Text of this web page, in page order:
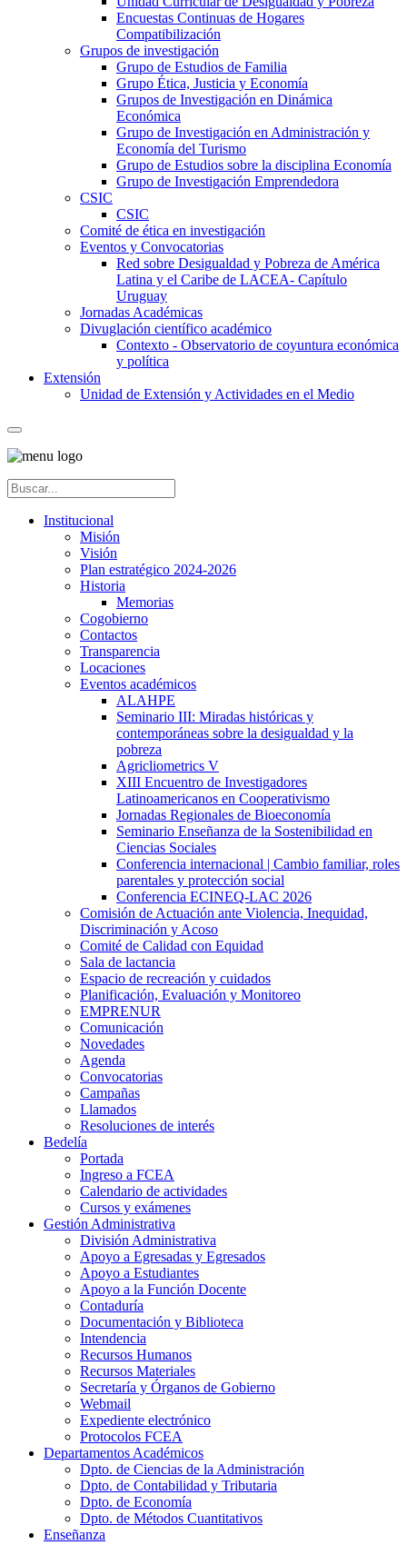
Encuestas Continuas de Hogares
Compatibilización
Grupos de investigación
Grupo de Estudios de Familia
Grupo Ética, Justicia y Economía
Grupos de Investigación en Dinámica
Económica
Grupo de Investigación en Administración y
Economía del Turismo
Grupo de Estudios sobre la disciplina Economía
Grupo de Investigación Emprendedora
CSIC
CSIC
Comité de ética en investigación
Eventos y Convocatorias
Red sobre Desigualdad y Pobreza de América
Latina y el Caribe de LACEA- Capítulo
Uruguay
Jornadas Académicas
Divuglación científico académico
Contexto - Observatorio de coyuntura económica
y política
Extensión
Unidad de Extensión y Actividades en el Medio
Institucional
Misión
Visión
Plan estratégico 2024-2026
Historia
Memorias
Cogobierno
Contactos
Transparencia
Locaciones
Eventos académicos
ALAHPE
Seminario III: Miradas históricas y
contemporáneas sobre la desigualdad y la
pobreza
Agricliometrics V
XIII Encuentro de Investigadores
Latinoamericanos en Cooperativismo
Jornadas Regionales de Bioeconomía
Seminario Enseñanza de la Sostenibilidad en
Ciencias Sociales
Conferencia internacional | Cambio familiar, roles
parentales y protección social
Conferencia ECINEQ-LAC 2026
Comisión de Actuación ante Violencia, Inequidad,
Discriminación y Acoso
Comité de Calidad con Equidad
Sala de lactancia
Espacio de recreación y cuidados
Planificación, Evaluación y Monitoreo
EMPRENUR
Comunicación
Novedades
Agenda
Convocatorias
Campañas
Llamados
Resoluciones de interés
Bedelía
Portada
Ingreso a FCEA
Calendario de actividades
Cursos y exámenes
Gestión Administrativa
División Administrativa
Apoyo a Egresadas y Egresados
Apoyo a Estudiantes
Apoyo a la Función Docente
Contaduría
Documentación y Biblioteca
Intendencia
Recursos Humanos
Recursos Materiales
Secretaría y Órganos de Gobierno
Webmail
Expediente electrónico
Protocolos FCEA
Departamentos Académicos
Dpto. de Ciencias de la Administración
Dpto. de Contabilidad y Tributaria
Dpto. de Economía
Dpto. de Métodos Cuantitativos
Enseñanza